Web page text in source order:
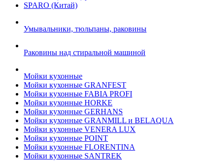
SPARO (Китай)
Умывальники, тюльпаны, раковины
Раковины над стиральной машиной
Мойки кухонные
Мойки кухонные GRANFEST
Мойки кухонные FABIA PROFI
Мойки кухонные HORKE
Мойки кухонные GERHANS
Мойки кухонные GRANMILL и BELAQUA
Мойки кухонные VENERA LUX
Мойки кухонные POINT
Мойки кухонные FLORENTINA
Мойки кухонные SANTREK